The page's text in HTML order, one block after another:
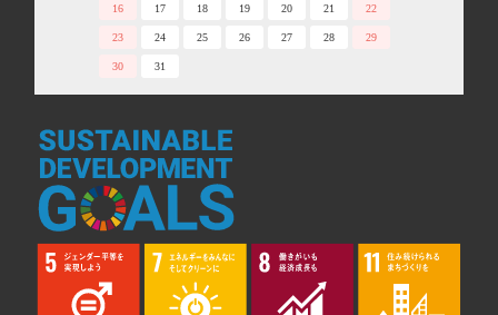
16 17 18 19 20 21 22
23 24 25 26 27 28 29
30 31